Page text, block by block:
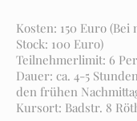
Kosten: 150 Euro
Stock: 100 Euro)
Teilnehmerlimit: 6
Dauer: ca. 4-5
den frühen
Kursort: Badstr. 8